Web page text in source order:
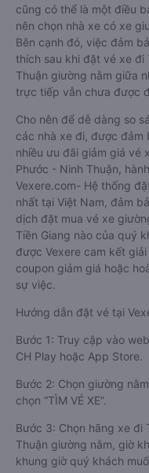
cũng có thể là một điều
nên chọn nhà xe có xe
Bên cạnh đó, việc đảm
thích sau khi đặt vé xe đi
Thuận giường nằm giữa
trực tiếp vẫn chưa được
Cho nên để dễ dàng so
các nhà xe đi, được đảm
nhiều ưu đãi giảm giá vé
Phước - Ninh Thuận,
Vexere.com- Hệ thống
nhất tại Việt Nam, đảm
dịch đặt mua vé xe
Tiền Giang nào của quý
được Vexere cam kết
coupon giảm giá hoặc
sự việc.
Hướng dẫn đặt vé tại
Bước 1: Truy cập vào
CH Play hoặc App Store.
Bước 2: Chọn giường
chọn “TÌM VÉ XE”.
Bước 3: Chọn hãng xe đi
Thuận giường nằm, giờ
khung giờ quý khách